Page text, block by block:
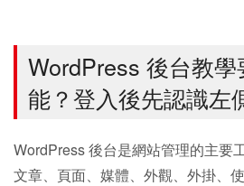
WordPress 後台教
能？登入後先認識左
WordPress 後台是網站管理的主要
文章、頁面、媒體、外觀、外掛、使